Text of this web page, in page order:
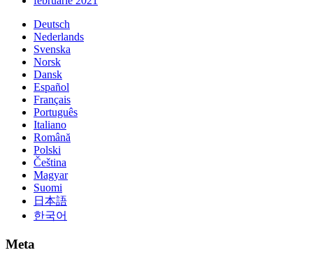
Deutsch
Nederlands
Svenska
Norsk
Dansk
Español
Français
Português
Italiano
Română
Polski
Čeština
Magyar
Suomi
日本語
한국어
Meta